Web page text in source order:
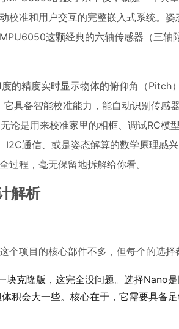
校准和用户交互的完整嵌入式系统。
这颗经典的六轴传感器（三
的精度实时显示物体的俯仰角（
它具备智能校准能力，能自动识别传
论是用来校准家里的相框、调试RC
通信、或是姿态解算的数学原理感
过程，毫无保留地拆解给你看。
解析
个项目的核心部件不多，但每个的选择
块克隆版，这完全没问题。选择Nano
积会大一些。核心在于，它需要具备